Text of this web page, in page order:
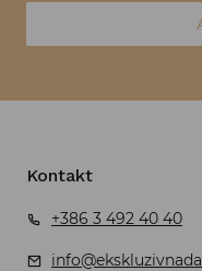
Kontakt
+386 3 492 40 40